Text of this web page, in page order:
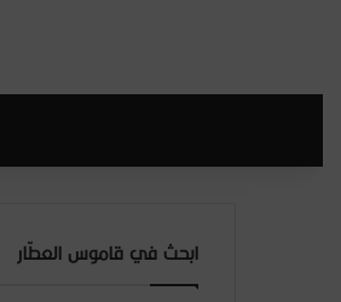
ابحث في قاموس العطّار